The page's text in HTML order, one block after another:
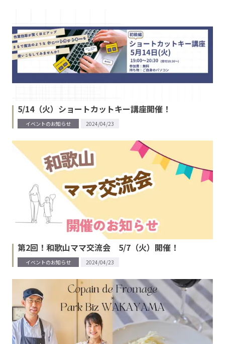
5/14（火）ショートカットキー講座開催！
イベントのお知らせ 2024/04/23
第2回！和歌山ママ交流会 5/7（火）開催！
イベントのお知らせ 2024/04/23